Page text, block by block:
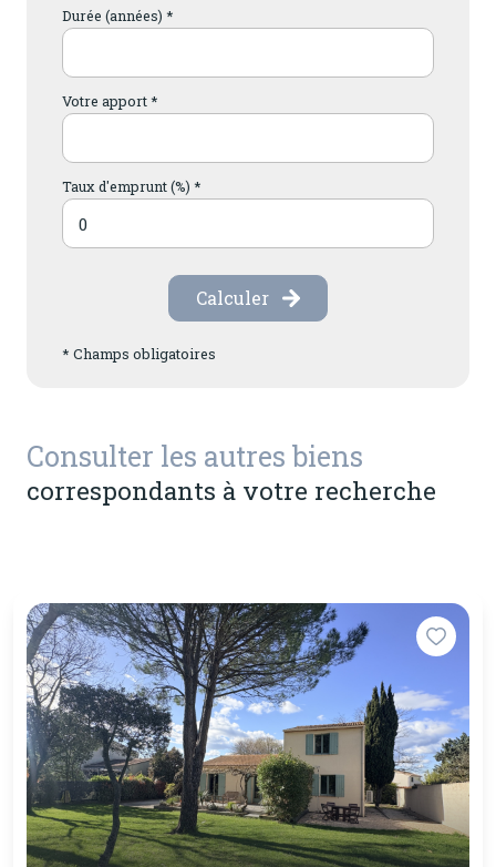
Durée (années) *
Votre apport *
Taux d'emprunt (%) *
Calculer
* Champs obligatoires
Consulter les autres biens
correspondants à votre recherche